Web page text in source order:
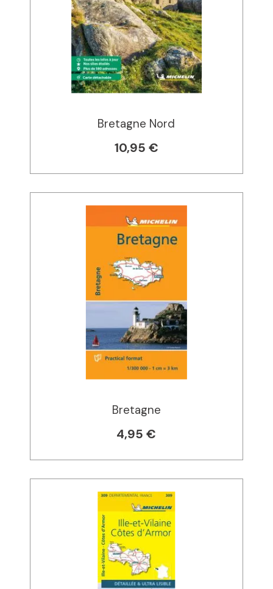
Bretagne Nord
10,95 €
Bretagne
4,95 €